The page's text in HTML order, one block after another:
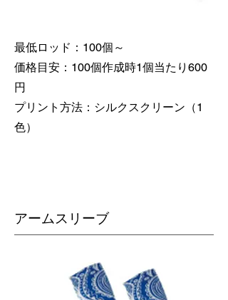
最低ロッド：100個～
価格目安：100個作成時1個当たり600
円
​プリント方法：シルクスクリーン（1
色）
​アームスリーブ